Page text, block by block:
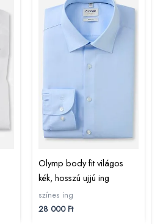
Olymp body fit világos
kék, hosszú ujjú ing
színes ing
28 000Ft